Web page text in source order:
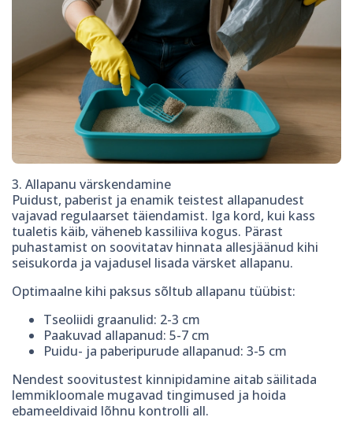
3. Allapanu värskendamine
Puidust, paberist ja enamik teistest allapanudest
vajavad regulaarset täiendamist. Iga kord, kui kass
tualetis käib, väheneb kassiliiva kogus. Pärast
puhastamist on soovitatav hinnata allesjäänud kihi
seisukorda ja vajadusel lisada värsket allapanu.
Optimaalne kihi paksus sõltub allapanu tüübist:
Tseoliidi graanulid: 2-3 cm
Paakuvad allapanud: 5-7 cm
Puidu- ja paberipurude allapanud: 3-5 cm
Nendest soovitustest kinnipidamine aitab säilitada
lemmikloomale mugavad tingimused ja hoida
ebameeldivaid lõhnu kontrolli all.